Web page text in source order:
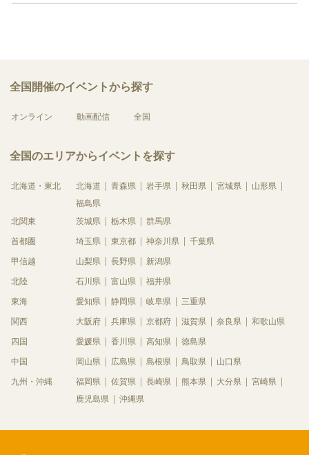
全国開催のイベントから探す
オンライン 動画配信 全国
全国のエリアからイベントを探す
北海道・東北 北海道 青森県 岩手県 秋田県 宮城県
山形県
福島県
北関東
茨城県 栃木県 群馬県
首都圏 埼玉県 東京都 神奈川県 千葉県
甲信越 山梨県 長野県 新潟県
北陸 石川県 富山県 福井県
東海 愛知県 静岡県 岐阜県 三重県
関西 大阪府 兵庫県 京都府 滋賀県 奈良県 和歌山県
四国 愛媛県 香川県 高知県 徳島県
中国 岡山県 広島県 島根県 鳥取県 山口県
九州・沖縄 福岡県 佐賀県 長崎県 熊本県 大分県
宮崎県
鹿児島県
沖縄県